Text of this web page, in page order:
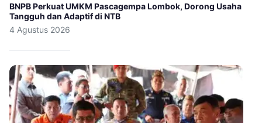
BNPB Perkuat UMKM Pascagempa Lombok, Dorong Usaha
Tangguh dan Adaptif di NTB
4 Agustus 2026